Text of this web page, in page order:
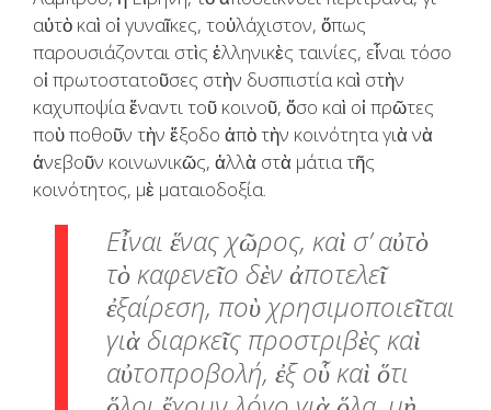
αὐτὸ καὶ οἱ γυναῖκες, τοὐλάχιστον, ὅπως
παρουσιάζονται στὶς ἑλληνικὲς ταινίες, εἶναι τόσο
οἱ πρωτοστατοῦσες στὴν δυσπιστία καὶ στὴν
καχυποψία ἔναντι τοῦ κοινοῦ, ὅσο καὶ οἱ πρῶτες
ποὺ ποθοῦν τὴν ἔξοδο ἀπὸ τὴν κοινότητα γιὰ νὰ
ἀνεβοῦν κοινωνικῶς, ἀλλὰ στὰ μάτια τῆς
κοινότητος, μὲ ματαιοδοξία.
Εἶναι ἕνας χῶρος, καὶ σ’ αὐτὸ
τὸ καφενεῖο δὲν ἀποτελεῖ
ἐξαίρεση, ποὺ χρησιμοποιεῖται
γιὰ διαρκεῖς προστριβὲς καὶ
αὐτοπροβολή, ἐξ οὗ καὶ ὅτι